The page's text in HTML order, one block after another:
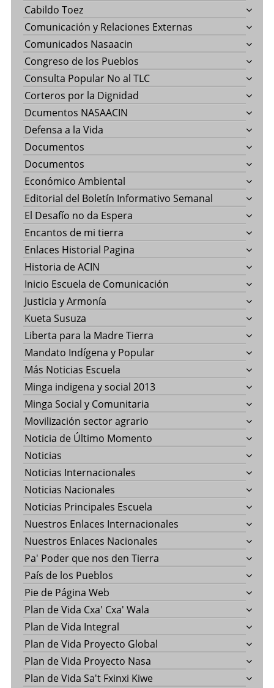
Cabildo Toez
Comunicación y Relaciones Externas
Comunicados Nasaacin
Congreso de los Pueblos
Consulta Popular No al TLC
Corteros por la Dignidad
Dcumentos NASAACIN
Defensa a la Vida
Documentos
Documentos
Económico Ambiental
Editorial del Boletín Informativo Semanal
El Desafío no da Espera
Encantos de mi tierra
Enlaces Historial Pagina
Historia de ACIN
Inicio Escuela de Comunicación
Justicia y Armonía
Kueta Susuza
Liberta para la Madre Tierra
Mandato Indígena y Popular
Más Noticias Escuela
Minga indigena y social 2013
Minga Social y Comunitaria
Movilización sector agrario
Noticia de Último Momento
Noticias
Noticias Internacionales
Noticias Nacionales
Noticias Principales Escuela
Nuestros Enlaces Internacionales
Nuestros Enlaces Nacionales
Pa' Poder que nos den Tierra
País de los Pueblos
Pie de Página Web
Plan de Vida Cxa' Cxa' Wala
Plan de Vida Integral
Plan de Vida Proyecto Global
Plan de Vida Proyecto Nasa
Plan de Vida Sa't Fxinxi Kiwe